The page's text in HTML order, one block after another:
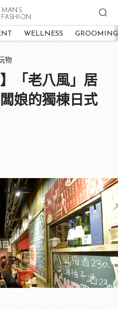
WELLNESS GROOMING
物
「老八風」居
娘的獨棟日式